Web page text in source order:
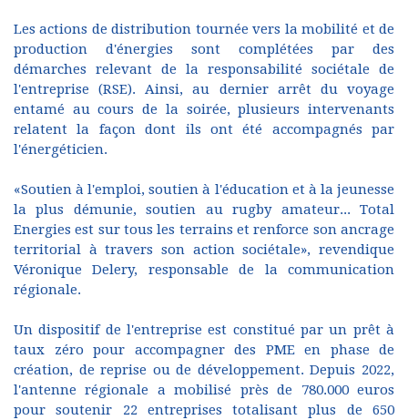
Les actions de distribution tournée vers la mobilité et de
production d'énergies sont complétées par des
démarches relevant de la responsabilité sociétale de
l'entreprise (RSE). Ainsi, au dernier arrêt du voyage
entamé au cours de la soirée, plusieurs intervenants
relatent la façon dont ils ont été accompagnés par
l'énergéticien.
«Soutien à l'emploi, soutien à l'éducation et à la jeunesse
la plus démunie, soutien au rugby amateur... Total
Energies est sur tous les terrains et renforce son ancrage
territorial à travers son action sociétale», revendique
Véronique Delery, responsable de la communication
régionale.
Un dispositif de l'entreprise est constitué par un prêt à
taux zéro pour accompagner des PME en phase de
création, de reprise ou de développement. Depuis 2022,
l'antenne régionale a mobilisé près de 780.000 euros
pour soutenir 22 entreprises totalisant plus de 650